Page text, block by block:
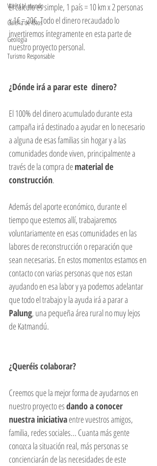
Vuelta al mundo
Galeria de fotos
Geología
Turismo Responsable
El cálculo es simple, 1 país = 10 km x 2 personas
x 1€ = 20€. Todo el dinero recaudado lo
invertiremos íntegramente en esta parte de
nuestro proyecto personal.
¿Dónde irá a parar este  dinero?
El 100% del dinero acumulado durante esta
campaña irá destinado a ayudar en lo necesario
a alguna de esas familias sin hogar y a las
comunidades donde viven, principalmente a
través de la compra de material de
construcción.
Además del aporte económico, durante el
tiempo que estemos allí, trabajaremos
voluntariamente en esas comunidades en las
labores de reconstrucción o reparación que
sean necesarias. En estos momentos estamos en
contacto con varias personas que nos estan
ayudando en esa labor y ya podemos adelantar
que todo el trabajo y la ayuda irá a parar a
Palung, una pequeña área rural no muy lejos
de Katmandú.
¿Queréis colaborar?
Creemos que la mejor forma de ayudarnos en
nuestro proyecto es dando a conocer
nuestra iniciativa entre vuestros amigos,
familia, redes sociales... Cuanta más gente
conozca la situación real, más personas se
concienciarán de las necesidades de este